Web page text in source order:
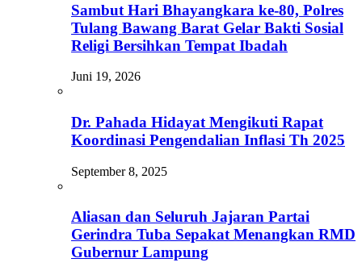
Sambut Hari Bhayangkara ke-80, Polres
Tulang Bawang Barat Gelar Bakti Sosial
Religi Bersihkan Tempat Ibadah
Juni 19, 2026
Dr. Pahada Hidayat Mengikuti Rapat
Koordinasi Pengendalian Inflasi Th 2025
September 8, 2025
Aliasan dan Seluruh Jajaran Partai
Gerindra Tuba Sepakat Menangkan RMD
Gubernur Lampung